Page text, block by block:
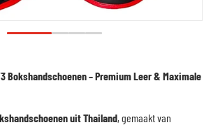
Bokshandschoenen – Premium Leer & Maximale
uit Thailand, gemaakt van